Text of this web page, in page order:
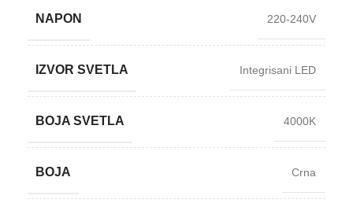
NAPON 220-240V
IZVOR SVETLA Integrisani LED
BOJA SVETLA 4000K
BOJA Crna